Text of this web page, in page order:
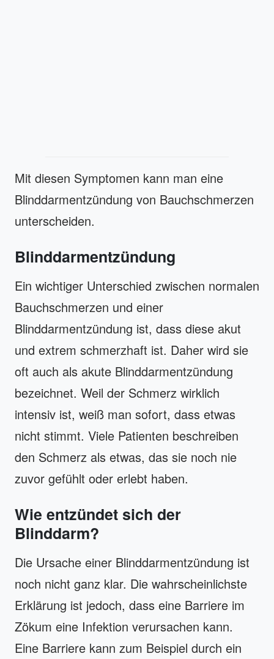
Mit diesen Symptomen kann man eine
Blinddarmentzündung von Bauchschmerzen
unterscheiden.
Blinddarmentzündung
Ein wichtiger Unterschied zwischen normalen
Bauchschmerzen und einer
Blinddarmentzündung ist, dass diese akut
und extrem schmerzhaft ist. Daher wird sie
oft auch als akute Blinddarmentzündung
bezeichnet. Weil der Schmerz wirklich
intensiv ist, weiß man sofort, dass etwas
nicht stimmt. Viele Patienten beschreiben
den Schmerz als etwas, das sie noch nie
zuvor gefühlt oder erlebt haben.
Wie entzündet sich der
Blinddarm?
Die Ursache einer Blinddarmentzündung ist
noch nicht ganz klar. Die wahrscheinlichste
Erklärung ist jedoch, dass eine Barriere im
Zökum eine Infektion verursachen kann.
Eine Barriere kann zum Beispiel durch ein